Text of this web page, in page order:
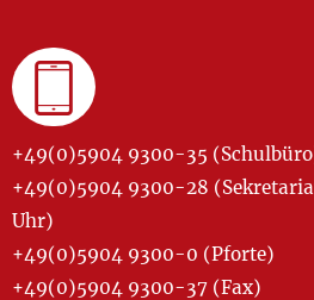
+49(0)5904 9300-35
+49(0)5904 9300-28
Uhr)
+49(0)5904 9300-0 (Pforte)
+49(0)5904 9300-37 (Fax)